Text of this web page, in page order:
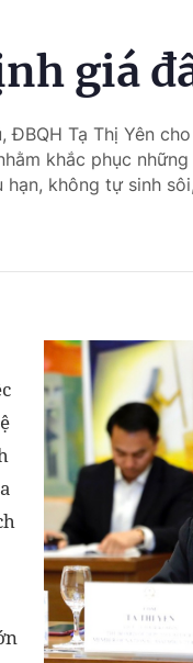
giá
Tạ Thị Yên
khắc phục
không tự sinh